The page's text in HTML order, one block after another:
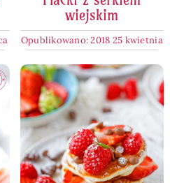
wiejskim
Opublikowano: 2018 25 kwietnia